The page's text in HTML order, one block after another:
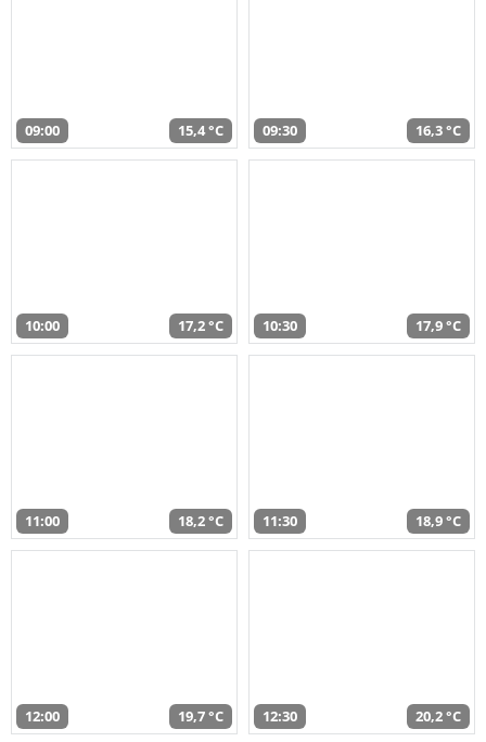
09:00 15,4 °C 09:30 16,3 °C
10:00 17,2 °C 10:30 17,9 °C
11:00 18,2 °C 11:30 18,9 °C
12:00 19,7 °C 12:30 20,2 °C